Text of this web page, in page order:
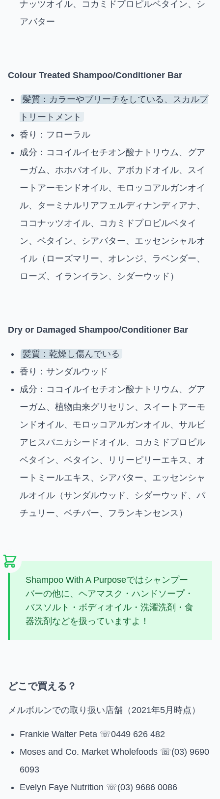
ナッツオイル、コカミドプロピルベタイン、シ
アバター
Colour Treated Shampoo/Conditioner Bar
髪質：カラーやブリーチをしている、スカルプ
トリートメント
香り：フローラル
成分：ココイルイセチオン酸ナトリウム、グア
ーガム、ホホバオイル、アボカドオイル、スイ
ートアーモンドオイル、モロッコアルガンオイ
ル、ターミナルリアフェルディナンディアナ、
ココナッツオイル、コカミドプロピルベタイ
ン、ベタイン、シアバター、エッセンシャルオ
イル（ローズマリー、オレンジ、ラベンダー、
ローズ、イランイラン、シダーウッド）
Dry or Damaged Shampoo/Conditioner Bar
髪質：乾燥し傷んでいる
香り：サンダルウッド
成分：ココイルイセチオン酸ナトリウム、グア
ーガム、植物由来グリセリン、スイートアーモ
ンドオイル、モロッコアルガンオイル、サルビ
アヒスパニカシードオイル、コカミドプロピル
ベタイン、ベタイン、リリーピリーエキス、オ
ートミールエキス、シアバター、エッセンシャ
ルオイル（サンダルウッド、シダーウッド、パ
チュリー、ベチバー、フランキンセンス）
Shampoo With A Purposeではシャンプー
バーの他に、ヘアマスク・ハンドソープ・
バスソルト・ボディオイル・洗濯洗剤・食
器洗剤などを扱っていますよ！
どこで買える？
メルボルンでの取り扱い店舗（2021年5月時点）
Frankie Walter Peta ☏0449 626 482
Moses and Co. Market Wholefoods ☏(03) 9690
6093
Evelyn Faye Nutrition ☏(03) 9686 0086